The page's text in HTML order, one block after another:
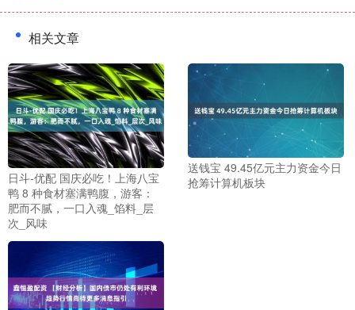
相关文章
日斗-优配 国庆必吃！上海八宝
鸭 8 种食材塞满鸭腹，游客：
肥而不腻，一口入魂_馅料_层
次_风味
送钱宝 49.45亿元主力资金今日
抢筹计算机板块